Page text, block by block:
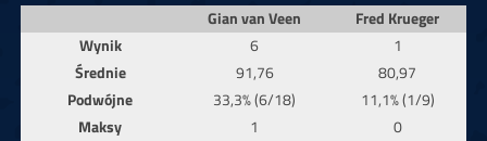
Gian van Veen
Fred Krueger
Wynik
6
1
Średnie
91,76
80,97
Podwójne
33,3% (6/18)
11,1% (1/9)
Maksy
1
0